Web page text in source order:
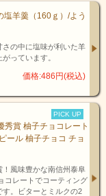
塩羊羹（160ｇ）/よう
の中に塩味が利いた羊
っています。
価格:486円(税込)
PICK UP
秀賞 柚子チョコレート
ール 柚子チョコ チョ
風味豊かな南信州泰阜
コレートでコーティング
す。ビターとミルクの2